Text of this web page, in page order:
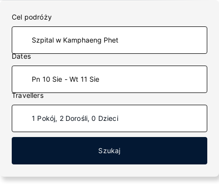
Cel podróży
Dates
Pn 10 Sie - Wt 11 Sie
Travellers
1 Pokój, 2 Dorośli, 0 Dzieci
Szukaj